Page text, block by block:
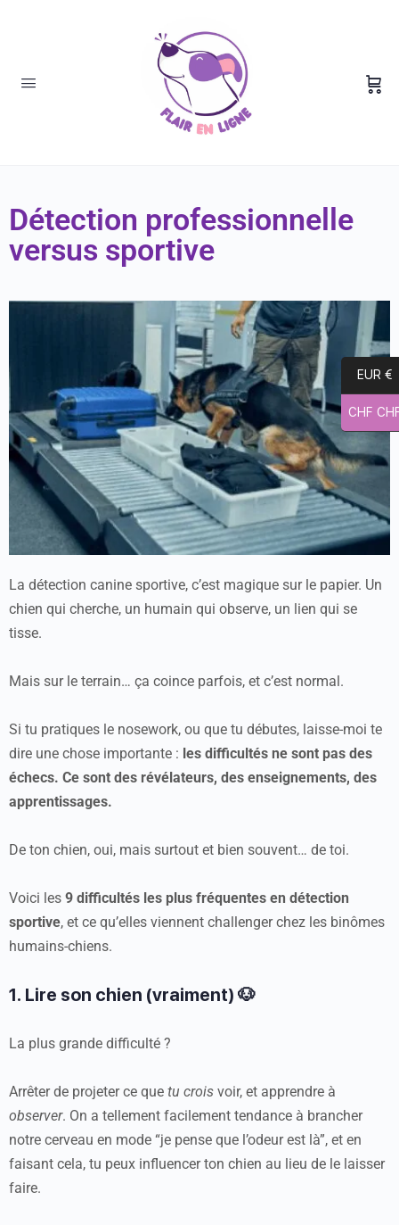
Détection professionnelle
versus sportive
La détection canine sportive, c’est magique sur le papier. Un
chien qui cherche, un humain qui observe, un lien qui se
tisse.
Mais sur le terrain… ça coince parfois, et c’est normal.
Si tu pratiques le nosework, ou que tu débutes, laisse-moi te
dire une chose importante : les difficultés ne sont pas des
échecs. Ce sont des révélateurs, des enseignements, des
apprentissages.
De ton chien, oui, mais surtout et bien souvent… de toi.
Voici les 9 difficultés les plus fréquentes en détection
sportive, et ce qu’elles viennent challenger chez les binômes
humains-chiens.
1. Lire son chien (vraiment) 🐶
La plus grande difficulté ?
Arrêter de projeter ce que tu crois voir, et apprendre à
observer. On a tellement facilement tendance à brancher
notre cerveau en mode “je pense que l’odeur est là”, et en
faisant cela, tu peux influencer ton chien au lieu de le laisser
faire.
EUR €
CHF